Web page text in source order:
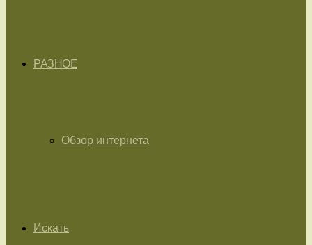
РАЗНОЕ
Обзор интернета
Искать